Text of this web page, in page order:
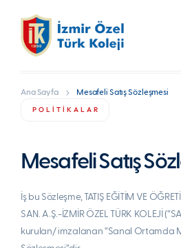
Ana Sayfa Mesafeli Satış Sözleşmesi
POLİTİKALAR
Mesafeli Satış
İş bu Sözleşme, TATIŞ EĞİTİM VE
SAN. A.Ş.-İZMİR ÖZEL TÜRK KOLEJİ
kurulan/ imzalanan “Sanal Ortamda